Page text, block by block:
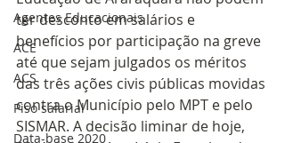
Agentes Educacionais
ACE
ACS
Piso salarial
Data-base 2020
ter desconto em salários e
benefícios por participação na greve
até que sejam julgados os méritos
das três ações civis públicas movidas
contra o Município pelo MPT e pelo
SISMAR. A decisão liminar de hoje,